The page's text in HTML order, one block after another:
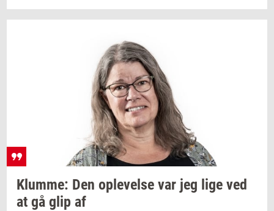
Klum­me: Den op­le­vel­se var jeg lige ved
at gå glip af